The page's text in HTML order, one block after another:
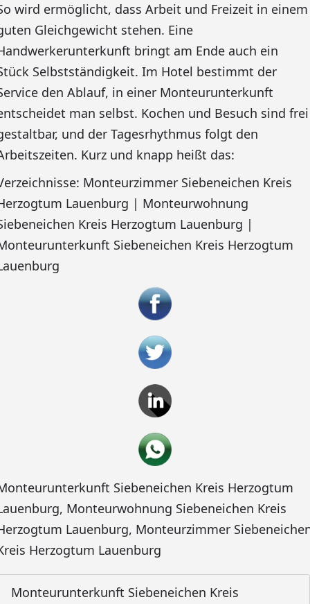
wird ermöglicht, dass Arbeit und Freizeit in einem
Gleichgewicht stehen. Eine
bringt am Ende auch ein
Selbstständigkeit. Im Hotel bestimmt der
den Ablauf, in einer Monteurunterkunft
man selbst. Kochen und Besuch sind frei
und der Tagesrhythmus folgt den
Kurz und knapp heißt das:
Monteurzimmer Siebeneichen Kreis
Lauenburg | Monteurwohnung
Kreis Herzogtum Lauenburg |
Siebeneichen Kreis Herzogtum
Siebeneichen Kreis Herzogtum
, Monteurwohnung Siebeneichen Kreis
Lauenburg, Monteurzimmer
Herzogtum Lauenburg
Monteurunterkunft Siebeneichen Kreis